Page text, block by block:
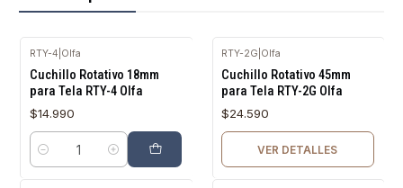
RTY-4 Olfa
Cuchillo Rotativo 18mm
para Tela RTY-4 Olfa
$14.990
Cantidad
RTY-2G Olfa
Cuchillo Rotativo 45mm
para Tela RTY-2G Olfa
$24.590
VER DETALLES